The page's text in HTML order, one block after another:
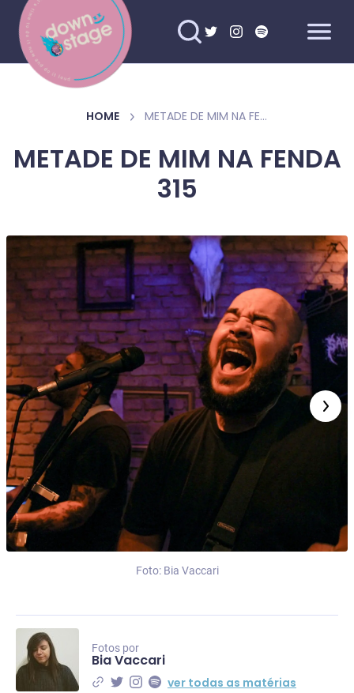
HOME METADE DE MIM NA FENDA 315
METADE DE MIM NA FENDA
315
Foto: Bia Vaccari
Fotos por
Bia Vaccari
ver todas as matérias